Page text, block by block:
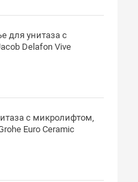
для унитаза с
Delafon Vive
с микролифтом,
Euro Ceramic